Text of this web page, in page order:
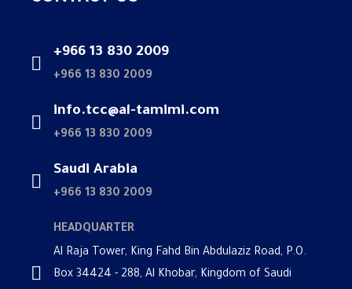
+966 13 830 2009
+966 13 830 2009
info.tcc@al-tamimi.com
+966 13 830 2009
Saudi Arabia
+966 13 830 2009
HEADQUARTER
Al Raja Tower, King Fahd Bin Abdulaziz Road, P.O.
Box 34424 - 288, Al Khobar, Kingdom of Saudi